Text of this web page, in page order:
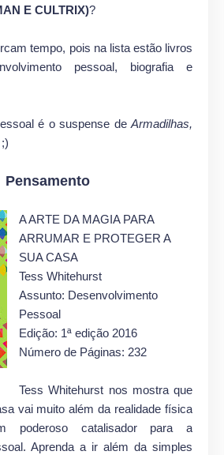
E CULTRIX)?
tempo, pois na lista estão livros
pessoal, biografia e
é o suspense de Armadilhas,
;)
Pensamento
A ARTE DA MAGIA PARA
ARRUMAR E PROTEGER A
SUA CASA
Tess Whitehurst
Assunto: Desenvolvimento
Pessoal
Edição: 1ª edição 2016
Número de Páginas: 232
Tess Whitehurst nos mostra que
vai muito além da realidade física
catalisador para a
Aprenda a ir além da simples